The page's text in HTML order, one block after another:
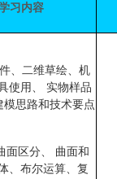
习内容
、二维草绘、机
使用、 实物样品
思路和技术要点
面区分、 曲面和
、布尔运算、复